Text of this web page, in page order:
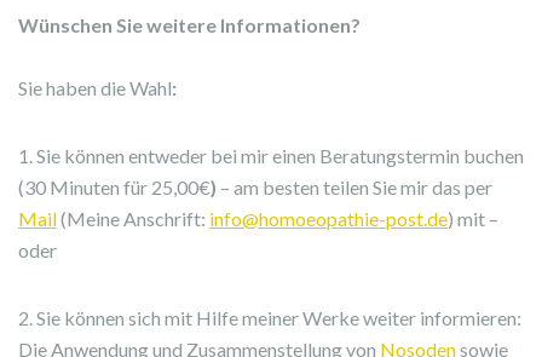
Wünschen Sie weitere Informationen?
Sie haben die Wahl:
1. Sie können entweder bei mir einen Beratungstermin buchen
(30 Minuten für 25,00€) – am besten teilen Sie mir das per
Mail(Meine Anschrift: info@homoeopathie-post.de) mit –
oder
2. Sie können sich mit Hilfe meiner Werke weiter informieren:
Die Anwendung und Zusammenstellung von Nosodensowie